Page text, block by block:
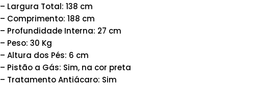
– Largura Total: 138 cm
– Comprimento: 188 cm
– Profundidade Interna: 27 cm
– Peso: 30 Kg
– Altura dos Pés: 6 cm
– Pistão a Gás: Sim, na cor preta
– Tratamento Antiácaro: Sim